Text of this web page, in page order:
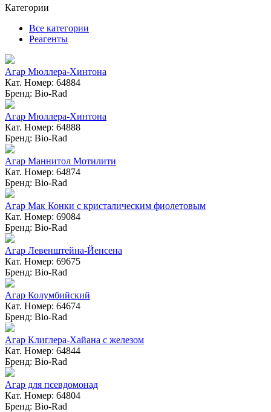
Категории
Все категории
Реагенты
Агар Мюллера-Хинтона
Кат. Номер: 64884
Бренд: Bio-Rad
Агар Мюллера-Хинтона
Кат. Номер: 64888
Бренд: Bio-Rad
Агар Маннитол Мотилити
Кат. Номер: 64874
Бренд: Bio-Rad
Агар Мак Конки с кристалическим фиолетовым
Кат. Номер: 69084
Бренд: Bio-Rad
Агар Левенштейна-Йенсена
Кат. Номер: 69675
Бренд: Bio-Rad
Агар Колумбийский
Кат. Номер: 64674
Бренд: Bio-Rad
Агар Клиглера-Хайана с железом
Кат. Номер: 64844
Бренд: Bio-Rad
Агар для псевдомонад
Кат. Номер: 64804
Бренд: Bio-Rad